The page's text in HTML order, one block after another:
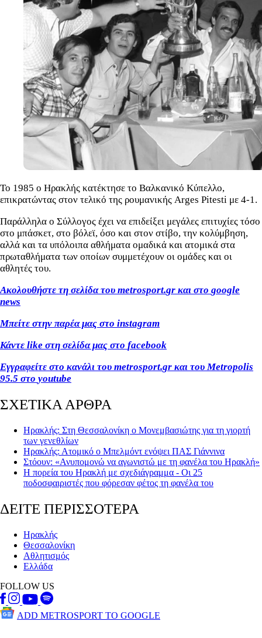
Το 1985 ο Ηρακλής κατέκτησε το Βαλκανικό Κύπελλο,
επικρατώντας στον τελικό της ρουμανικής Arges Pitesti με 4-1.
Παράλληλα ο Σύλλογος έχει να επιδείξει μεγάλες επιτυχίες τόσο
στο μπάσκετ, στο βόλεϊ, όσο και στον στίβο, την κολύμβηση,
αλλά και τα υπόλοιπα αθλήματα ομαδικά και ατομικά στα
πρωταθλήματα των οποίων συμμετέχουν οι ομάδες και οι
αθλητές του.
Ακολουθήστε τη σελίδα του metrosport.gr και στο google
news
Μπείτε στην παρέα μας στο instagram
Κάντε like στη σελίδα μας στο facebook
Εγγραφείτε στο κανάλι του metrosport.gr και του Metropolis
95.5 στο youtube
ΣΧΕΤΙΚΑ ΑΡΘΡΑ
Ηρακλής: Στη Θεσσαλονίκη ο Μονεμβασιώτης για τη γιορτή
των γενεθλίων
Ηρακλής: Ατομικό ο Μπελμόντ ενόψει ΠΑΣ Γιάννινα
Στόουν: «Ανυπομονώ να αγωνιστώ με τη φανέλα του Ηρακλή»
Η πορεία του Ηρακλή με σχεδιάγραμμα - Οι 25
ποδοσφαιριστές που φόρεσαν φέτος τη φανέλα του
ΔΕΙΤΕ ΠΕΡΙΣΣΟΤΕΡΑ
Ηρακλής
Θεσσαλονίκη
Αθλητισμός
Ελλάδα
FOLLOW US
ADD METROSPORT TO GOOGLE